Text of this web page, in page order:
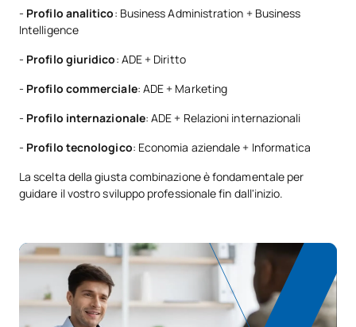
- Profilo analitico: Business Administration + Business
Intelligence
- Profilo giuridico: ADE + Diritto
- Profilo commerciale: ADE + Marketing
- Profilo internazionale: ADE + Relazioni internazionali
- Profilo tecnologico: Economia aziendale + Informatica
La scelta della giusta combinazione è fondamentale per
guidare il vostro sviluppo professionale fin dall'inizio.